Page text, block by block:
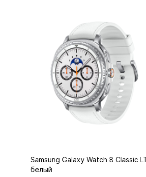
Samsung Galaxy Watch 8 Classic
белый